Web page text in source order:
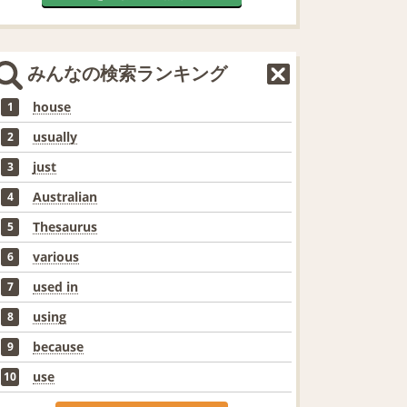
みんなの検索ランキング
1 house
2 usually
3 just
4 Australian
5 Thesaurus
6 various
7 used in
8 using
9 because
10 use